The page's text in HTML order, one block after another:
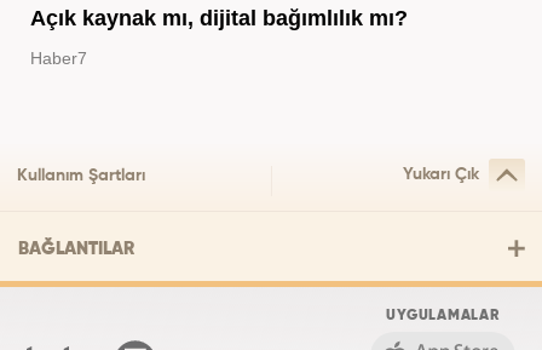
Açık kaynak mı, dijital bağımlılık mı?
Haber7
Kullanım Şartları Yukarı Çık
BAĞLANTILAR
UYGULAMALAR